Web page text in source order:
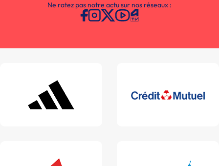
Ne ratez pas notre actu sur nos réseaux :